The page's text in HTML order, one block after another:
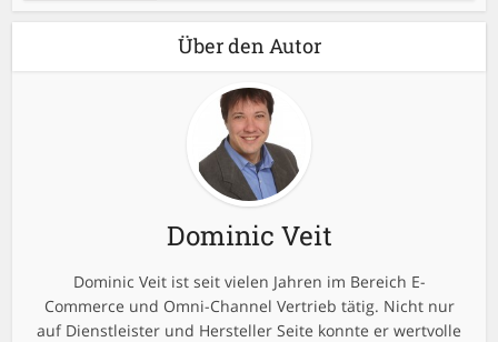
Über den Autor
Dominic Veit
Dominic Veit ist seit vielen Jahren im Bereich E-
Commerce und Omni-Channel Vertrieb tätig. Nicht nur
auf Dienstleister und Hersteller Seite konnte er wertvolle